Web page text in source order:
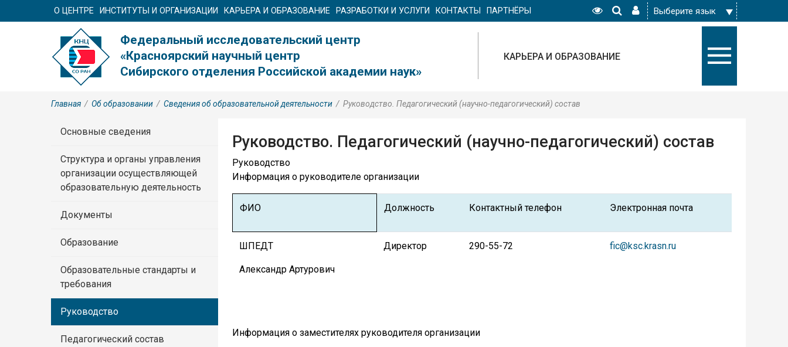
О ЦЕНТРЕ ИНСТИТУТЫ И ОРГАНИЗАЦИИ КАРЬЕРА И ОБРАЗОВАНИЕ РАЗРАБОТКИ И УСЛУГИ КОНТАКТЫ ПАРТНЁРЫ
Федеральный исследовательский центр
«Красноярский научный центр
Сибирского отделения Российской академии наук»
КАРЬЕРА И ОБРАЗОВАНИЕ
Главная / Об образовании / Сведения об образовательной деятельности / Руководство. Педагогический (научно-педагогический) состав
Основные сведения
Структура и органы управления
организации осуществляющей
образовательную деятельность
Документы
Образование
Образовательные стандарты и
требования
Руководство
Педагогический состав
Руководство. Педагогический (научно-педагогический) состав
Руководство
Информация о руководителе организации
ФИО Должность Контактный телефон Электронная почта
ШПЕДТ
Александр Артурович
Директор 290-55-72 fic@ksc.krasn.ru
Информация о заместителях руководителя организации